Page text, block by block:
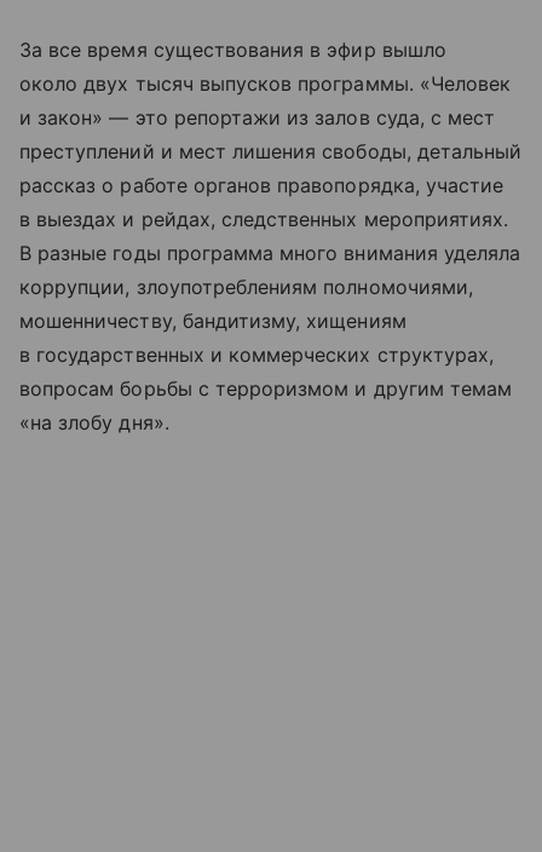
За все время существования в эфир вышло
около двух тысяч выпусков программы. «Человек
и закон» — это репортажи из залов суда, с мест
преступлений и мест лишения свободы, детальный
рассказ о работе органов правопорядка, участие
в выездах и рейдах, следственных мероприятиях.
В разные годы программа много внимания уделяла
коррупции, злоупотреблениям полномочиями,
мошенничеству, бандитизму, хищениям
в государственных и коммерческих структурах,
вопросам борьбы с терроризмом и другим темам
«на злобу дня».